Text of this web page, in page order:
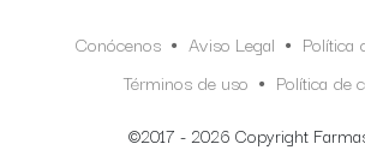
Conócenos Aviso Legal
Política
Términos de uso
Política de
©2017 - 2026 Copyright